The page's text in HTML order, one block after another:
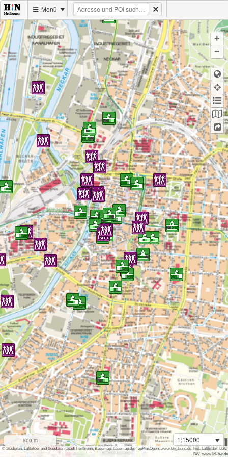
+
−
i
500 m
Menü
1:15000
© Stadtplan, Luftbilder und Geodaten: Stadt Heilbronn; Basemap: basemap.de; TopPlusOpen: www.bkg.bund.de; hist. Luftbilder: LGL-
BW, www.lgl-bw.de